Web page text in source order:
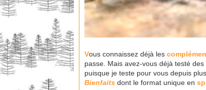
Vous connaissez déjà les
passe. Mais avez-vous déjà testé des
puisque je teste pour vous depuis
Bienfaits dont le format unique en